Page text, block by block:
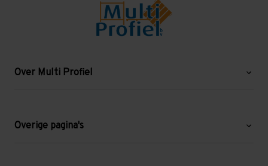
Over Multi Profiel
Blog
Overige pagina's